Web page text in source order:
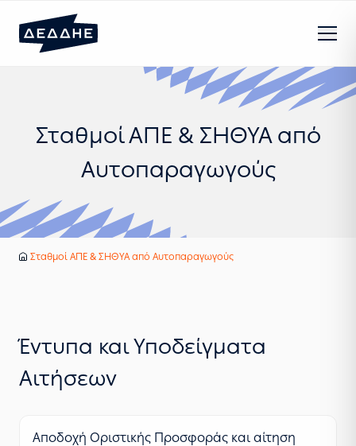
Σταθμοί ΑΠΕ & ΣΗΘΥΑ από
Αυτοπαραγωγούς
Αρχική
Υπηρεσίες
Ανανεώσιμες πηγές ενέργειας
Σταθμοί ΑΠΕ & ΣΗΘΥΑ από Αυτοπαραγωγούς
Έντυπα και Υποδείγματα
Αιτήσεων
Αποδοχή Οριστικής Προσφοράς και αίτηση